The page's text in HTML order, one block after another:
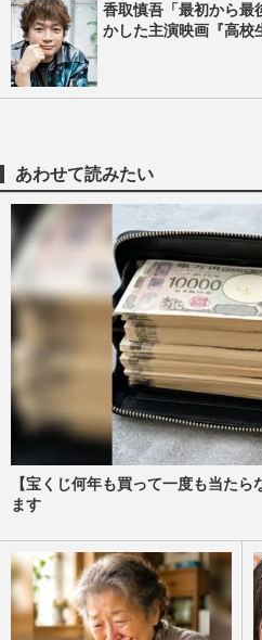
香取慎吾「最初から最
かした主演映画『高校
あわせて読みたい
【宝くじ何年も買って一度も当た
ます